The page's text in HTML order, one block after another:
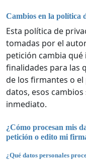
Cambios en la política
Esta política de
tomadas por el
petición cambia
finalidades para las
de los firmantes o
datos, esos
inmediato.
¿Cómo procesan mis
petición o edito mi
¿Qué datos personales